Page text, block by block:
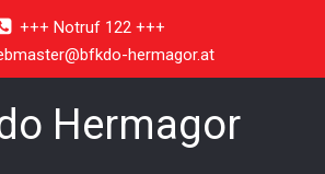
+++ Notruf 122 +++
hermagor.at
Hermagor